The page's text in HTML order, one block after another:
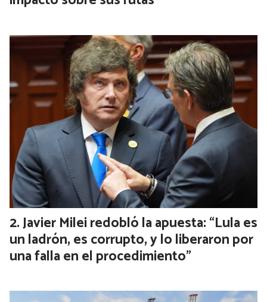
La Pampa quiere cobrarle peajes a los
camiones que vayan a Vaca Muerta por el
impacto sobre sus rutas